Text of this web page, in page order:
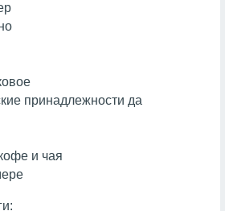
принадлежности да
и чая